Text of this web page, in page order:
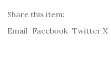
Mestre
Ting
Share this item:
Email Facebook Twitter X